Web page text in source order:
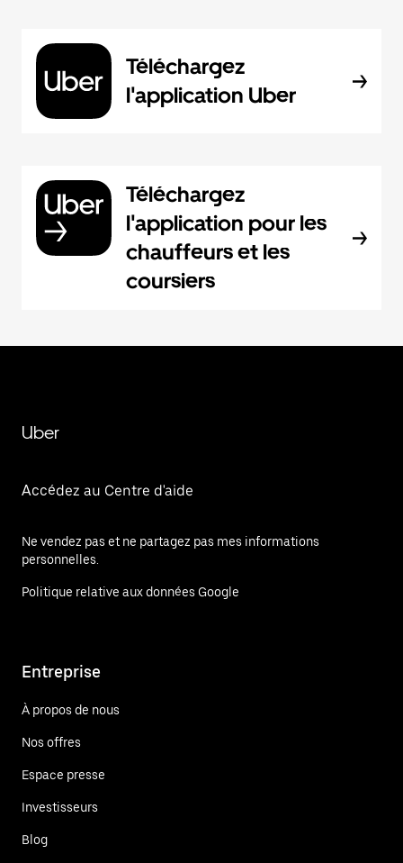
Téléchargez
l'application Uber
Téléchargez
l'application pour les
chauffeurs et les
coursiers
Uber
Accédez au Centre d'aide
Ne vendez pas et ne partagez pas mes informations
personnelles.
Politique relative aux données Google
Entreprise
À propos de nous
Nos offres
Espace presse
Investisseurs
Blog